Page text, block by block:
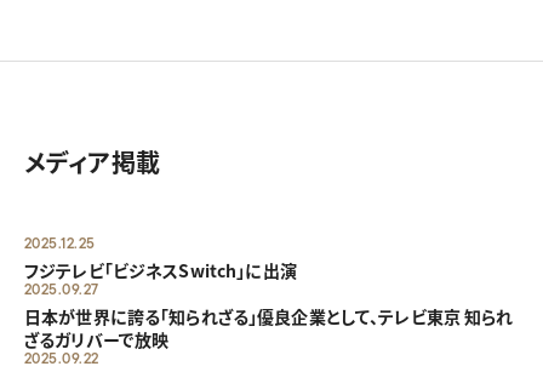
メディア掲載
2025.12.25
フジテレビ「ビジネスSwitch」に出演
2025.09.27
日本が世界に誇る「知られざる」優良企業として、テレビ東京 知られ
ざるガリバーで放映
2025.09.22